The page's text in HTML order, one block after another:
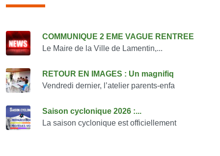
Consulter également
COMMUNIQUE 2 EME VAGUE RENTREE
Le Maire de la Ville de Lamentin,...
RETOUR EN IMAGES : Un magnifiq
Vendredi dernier, l’atelier parents-enfa
Saison cyclonique 2026 :...
La saison cyclonique est officiellement